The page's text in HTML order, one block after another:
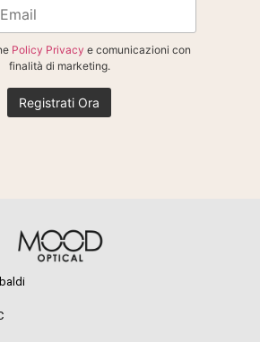
Policy Privacy e comunicazioni con
finalità di marketing.